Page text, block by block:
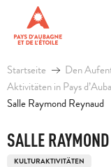
contenu
principal
Startseite Den
Aktivitäten in Pays
Salle Raymond Reynaud
SALLE RAYMOND
KULTURAKTIVITÄTEN